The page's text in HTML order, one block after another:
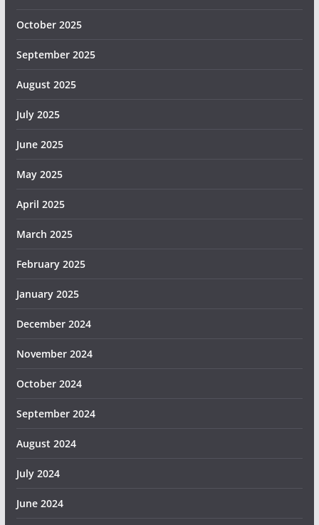
October 2025
September 2025
August 2025
July 2025
June 2025
May 2025
April 2025
March 2025
February 2025
January 2025
December 2024
November 2024
October 2024
September 2024
August 2024
July 2024
June 2024